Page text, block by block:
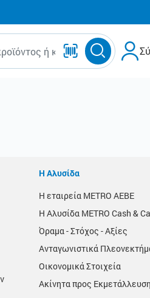
Η Αλυσίδα
Η εταιρεία METRO AEBE
Η Αλυσίδα METRO Cash &
Όραμα - Στόχος - Αξίες
Ανταγωνιστικά
Οικονομικά Στοιχεία
Ακίνητα προς Εκμετάλλευση